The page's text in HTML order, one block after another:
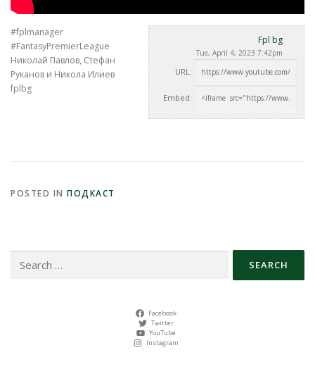
Fpl bg
Tue, April 4, 2023 7:42pm
URL:
Embed:
#fplmanager
#FantasyPremierLeague
Николай Павлов, Стефан
Руканов и Никола Илиев
fplbg
POSTED IN ПОДКАСТ
for:
Facebook
Twitter
YouTube
Instagram